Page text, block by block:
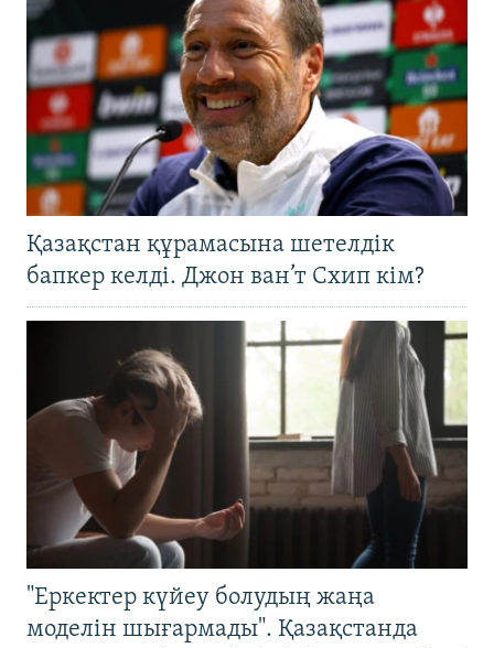
Қазақстан құрамасына шетелдік
бапкер келді. Джон ван’т Схип кім?
"Еркектер күйеу болудың жаңа
моделін шығармады". Қазақстанда